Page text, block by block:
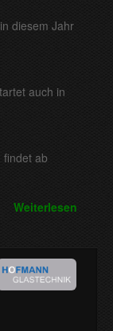
diesem Jahr
auch in
findet ab
Weiterlesen